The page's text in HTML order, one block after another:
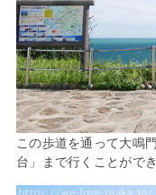
この歩道を通って大鳴
台」まで行くことができ